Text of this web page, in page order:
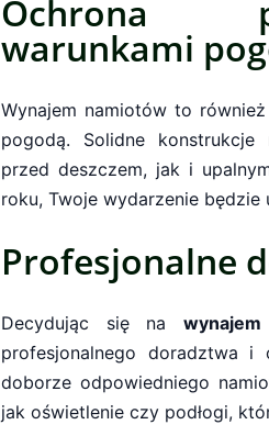
Ochrona
warunkami
Wynajem namiotów to
pogodą. Solidne konstrukcje
przed deszczem, jak i
roku, Twoje wydarzenie będzie
Profesjonalne
Decydując się na
profesjonalnego doradztwa i
doborze odpowiedniego
jak oświetlenie czy podłogi,